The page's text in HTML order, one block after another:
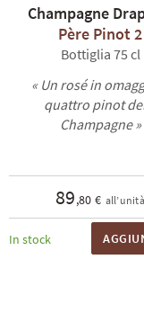
Champagne
Père Pinot 2
Bottiglia 75 cl
« Un rosé in
quattro pinot
Champagne »
89,80 € all’unità
In stock